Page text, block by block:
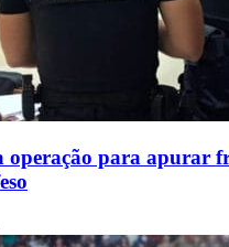
operação para apurar